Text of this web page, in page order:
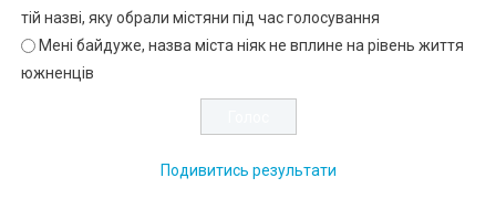
тій назві, яку обрали містяни під час голосування
Мені байдуже, назва міста ніяк не вплине на рівень життя
южненців
Подивитись результати